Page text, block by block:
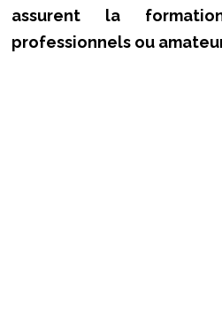
assurent la
professionnels ou